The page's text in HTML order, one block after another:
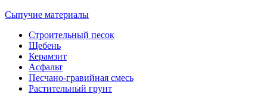
Сыпучие материалы
Строительный песок
Щебень
Керамзит
Асфальт
Песчано-гравийная смесь
Растительный грунт